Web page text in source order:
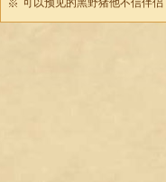
可以预见的黑野猪他不信伴侣